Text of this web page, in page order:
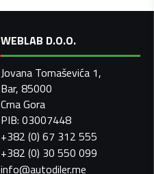
WEBLAB D.O.O.
Jovana Tomaševića 1,
Bar, 85000
Crna Gora
PIB: 03007448
+382 (0) 67 312 555
+382 (0) 30 550 099
info@autodiler.me